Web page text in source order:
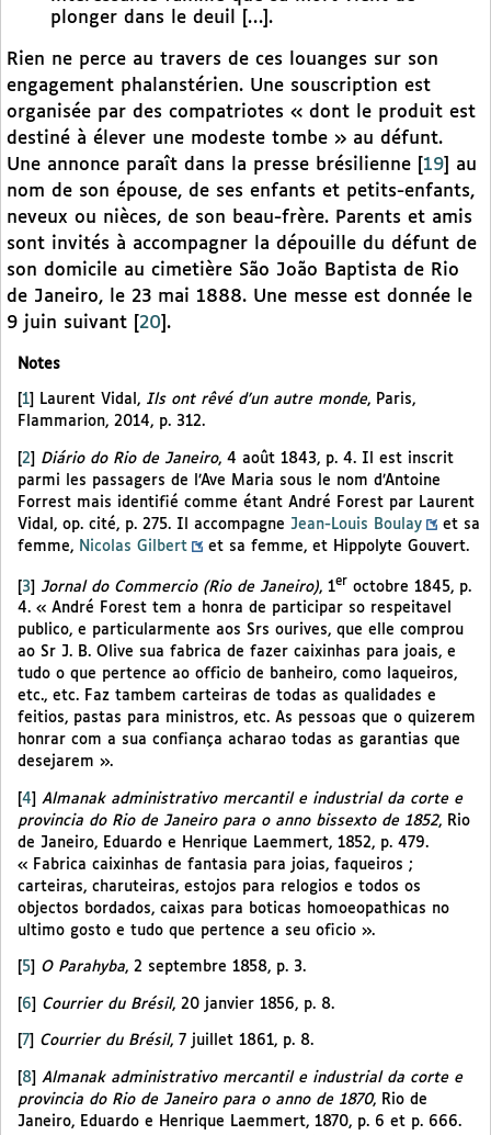
plonger dans le deuil […].
Rien ne perce au travers de ces louanges sur son
engagement phalanstérien. Une souscription est
organisée par des compatriotes « dont le produit est
destiné à élever une modeste tombe » au défunt.
Une annonce paraît dans la presse brésilienne
19
au
nom de son épouse, de ses enfants et petits-enfants,
neveux ou nièces, de son beau-frère. Parents et amis
sont invités à accompagner la dépouille du défunt de
son domicile au cimetière São João Baptista de Rio
de Janeiro, le 23 mai 1888. Une messe est donnée le
9 juin suivant
20 .
Notes
1 Laurent Vidal, Ils ont rêvé d’un autre monde, Paris,
Flammarion, 2014, p. 312.
2 Diário do Rio de Janeiro, 4 août 1843, p. 4. Il est inscrit
parmi les passagers de l’Ave Maria sous le nom d’Antoine
Forrest mais identifié comme étant André Forest par Laurent
Vidal, op. cité, p. 275. Il accompagne Jean-Louis Boulay
et sa
femme, Nicolas Gilbert et sa femme, et Hippolyte Gouvert.
[3] Jornal do Commercio (Rio de Janeiro), 1er octobre 1845, p.
4. « André Forest tem a honra de participar so respeitavel
publico, e particularmente aos Srs ourives, que elle comprou
ao Sr J. B. Olive sua fabrica de fazer caixinhas para joais, e
tudo o que pertence ao officio de banheiro, como laqueiros,
etc., etc. Faz tambem carteiras de todas as qualidades e
feitios, pastas para ministros, etc. As pessoas que o quizerem
honrar com a sua confiança acharao todas as garantias que
desejarem ».
[4] Almanak administrativo mercantil e industrial da corte e
provincia do Rio de Janeiro para o anno bissexto de 1852, Rio
de Janeiro, Eduardo e Henrique Laemmert, 1852, p. 479.
« Fabrica caixinhas de fantasia para joias, faqueiros ;
carteiras, charuteiras, estojos para relogios e todos os
objectos bordados, caixas para boticas homoeopathicas no
ultimo gosto e tudo que pertence a seu oficio ».
5 O Parahyba, 2 septembre 1858, p. 3.
[6] Courrier du Brésil, 20 janvier 1856, p. 8.
7 Courrier du Brésil, 7 juillet 1861, p. 8.
8
Almanak administrativo mercantil e industrial da corte e
provincia do Rio de Janeiro para o anno de 1870, Rio de
Janeiro, Eduardo e Henrique Laemmert, 1870, p. 6 et p. 666.